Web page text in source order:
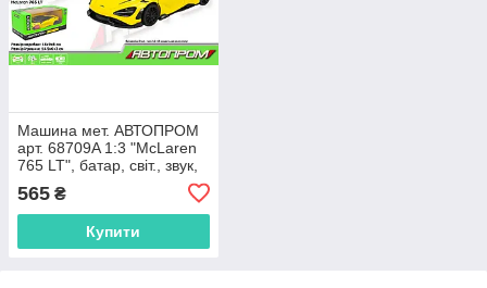
Машина мет. АВТОПРОМ
арт. 68709A 1:3 "McLaren
765 LT", батар, світ., звук,
відкр.двері, короб.18 * 9 *
8 см
565 ₴
Купити